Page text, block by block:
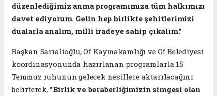
düzenlediğimiz anma programımıza tüm halkımızı
davet ediyorum. Gelin hep birlikte şehitlerimizi
dualarla analım, milli iradeye sahip çıkalım."
Başkan Sarıalioğlu, Of Kaymakamlığı ve Of Belediyesi
koordinasyonunda hazırlanan programlarla 15
Temmuz ruhunun gelecek nesillere aktarılacağını
belirterek, "Birlik ve beraberliğimizin simgesi olan